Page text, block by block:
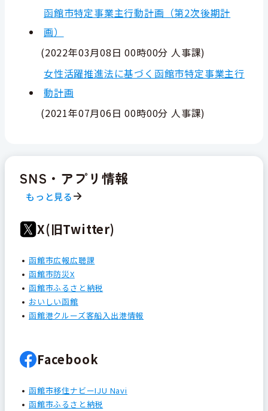
函館市特定事業主行動計画（第2次後期計
画）
(2022年03月08日 00時00分 人事課)
女性活躍推進法に基づく函館市特定事業主行
動計画
(2021年07月06日 00時00分 人事課)
SNS・アプリ情報
もっと見る
X(旧Twitter)
函館市広報広聴課
函館市防災X
函館市ふるさと納税
おいしい函館
函館港クルーズ客船入出港情報
Facebook
函館市移住ナビーIJU Navi
函館市ふるさと納税